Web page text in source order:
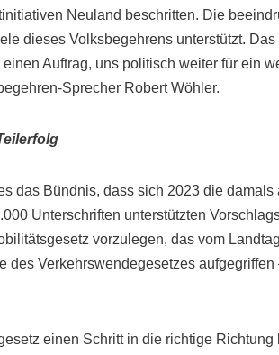
Neuland beschritten. Die
dieses Volksbegehrens unterstützt.
Auftrag, uns politisch weiter für ein
Sprecher Robert Wöhler.
das Bündnis, dass sich 2023 die
Unterschriften unterstützten
vorzulegen, das vom
des Verkehrswendegesetzes
einen Schritt in die richtige Richtung